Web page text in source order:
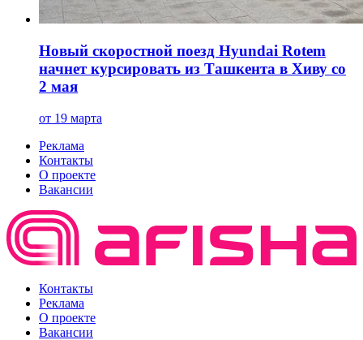
Новый скоростной поезд Hyundai Rotem
начнет курсировать из Ташкента в Хиву со
2 мая
от 19 марта
Реклама
Контакты
О проекте
Вакансии
Контакты
Реклама
О проекте
Вакансии